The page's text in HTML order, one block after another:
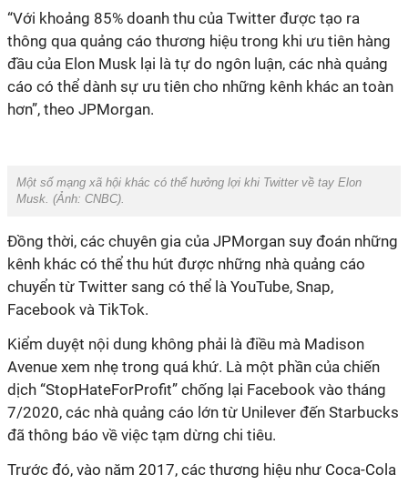
“Với khoảng 85% doanh thu của Twitter được tạo ra
thông qua quảng cáo thương hiệu trong khi ưu tiên hàng
đầu của Elon Musk lại là tự do ngôn luận, các nhà quảng
cáo có thể dành sự ưu tiên cho những kênh khác an toàn
hơn”, theo JPMorgan.
Một số mạng xã hội khác có thể hưởng lợi khi Twitter về tay Elon
Musk. (Ảnh: CNBC).
Đồng thời, các chuyên gia của JPMorgan suy đoán những
kênh khác có thể thu hút được những nhà quảng cáo
chuyển từ Twitter sang có thể là YouTube, Snap,
Facebook và TikTok.
Kiểm duyệt nội dung không phải là điều mà Madison
Avenue xem nhẹ trong quá khứ. Là một phần của chiến
dịch “StopHateForProfit” chống lại Facebook vào tháng
7/2020, các nhà quảng cáo lớn từ Unilever đến Starbucks
đã thông báo về việc tạm dừng chi tiêu.
Trước đó, vào năm 2017, các thương hiệu như Coca-Cola